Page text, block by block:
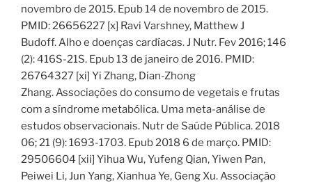
novembro de 2015. Epub 14 de novembro de 2015.
PMID: 26656227 [x] Ravi Varshney, Matthew J
Budoff. Alho e doenças cardíacas. J Nutr. Fev 2016; 146
(2): 416S-21S. Epub 13 de janeiro de 2016. PMID:
26764327 [xi] Yi Zhang, Dian-Zhong
Zhang. Associações do consumo de vegetais e frutas
com a síndrome metabólica. Uma meta-análise de
estudos observacionais. Nutr de Saúde Pública. 2018
06; 21 (9): 1693-1703. Epub 2018 6 de março. PMID:
29506604 [xii] Yihua Wu, Yufeng Qian, Yiwen Pan,
Peiwei Li, Jun Yang, Xianhua Ye, Geng Xu. Associação